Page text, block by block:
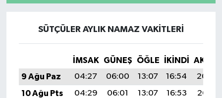
SÜTÇÜLER AYLIK NAMAZ VAKITLERI
İMSAK GÜNEŞ ÖĞLE İKINDI
9 Ağu Paz
04:27 06:00 13:07 16:54
20:04
10 Ağu Pts
04:29 06:01 13:07 16:53
20:03